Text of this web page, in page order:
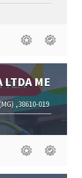
LTDA ME
,38610-019